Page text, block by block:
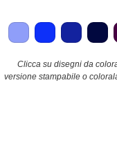
Clicca su disegni da
versione stampabile o